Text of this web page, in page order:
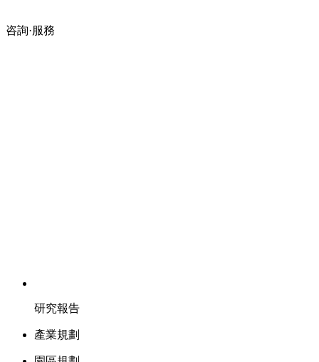
咨詢·服務
研究報告
產業規劃